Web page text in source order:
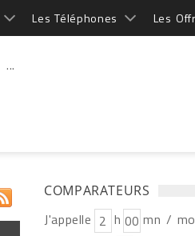
Les Téléphones Les
...
COMPARATEURS
J'appelle h
mn /